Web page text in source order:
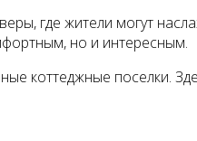
где жители могут
но и интересным.
коттеджные поселки.